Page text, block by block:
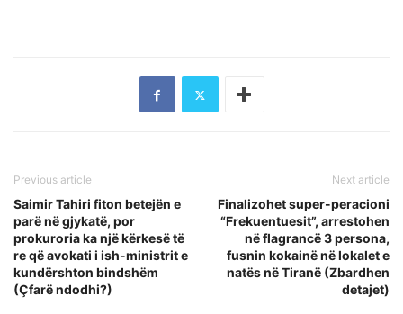
Previous article
Saimir Tahiri fiton betejën e
parë në gjykatë, por
prokuroria ka një kërkesë të
re që avokati i ish-ministrit e
kundërshton bindshëm
(Çfarë ndodhi?)
Next article
Finalizohet super-peracioni
“Frekuentuesit”, arrestohen
në flagrancë 3 persona,
fusnin kokainë në lokalet e
natës në Tiranë (Zbardhen
detajet)